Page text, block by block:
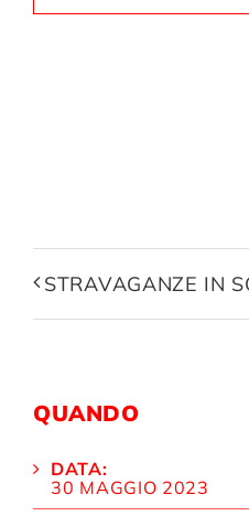
STRAVAGANZE IN
QUANDO
DATA:
30 MAGGIO 2023